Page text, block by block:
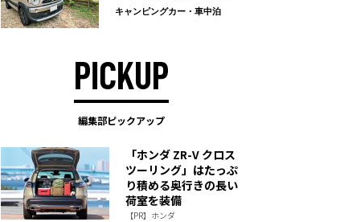
キャンピングカー・車中泊
PICKUP
編集部ピックアップ
「ホンダ ZR-V クロス
ツーリング」はたっぷ
り積める奥行きの長い
荷室を装備
【PR】ホンダ